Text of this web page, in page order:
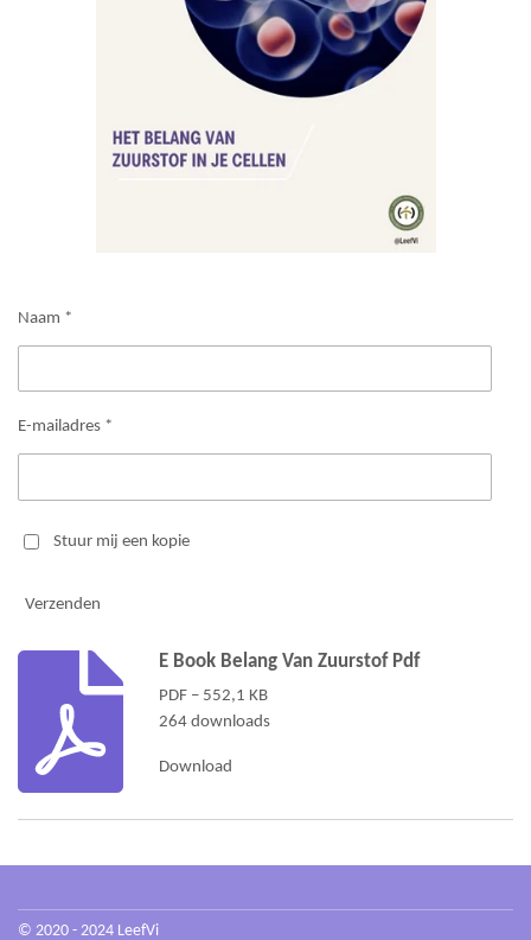
Naam *
E-mailadres *
Stuur mij een kopie
Verzenden
E Book Belang Van Zuurstof Pdf
PDF – 552,1 KB
264 downloads
Download
© 2020 - 2024 LeefVi